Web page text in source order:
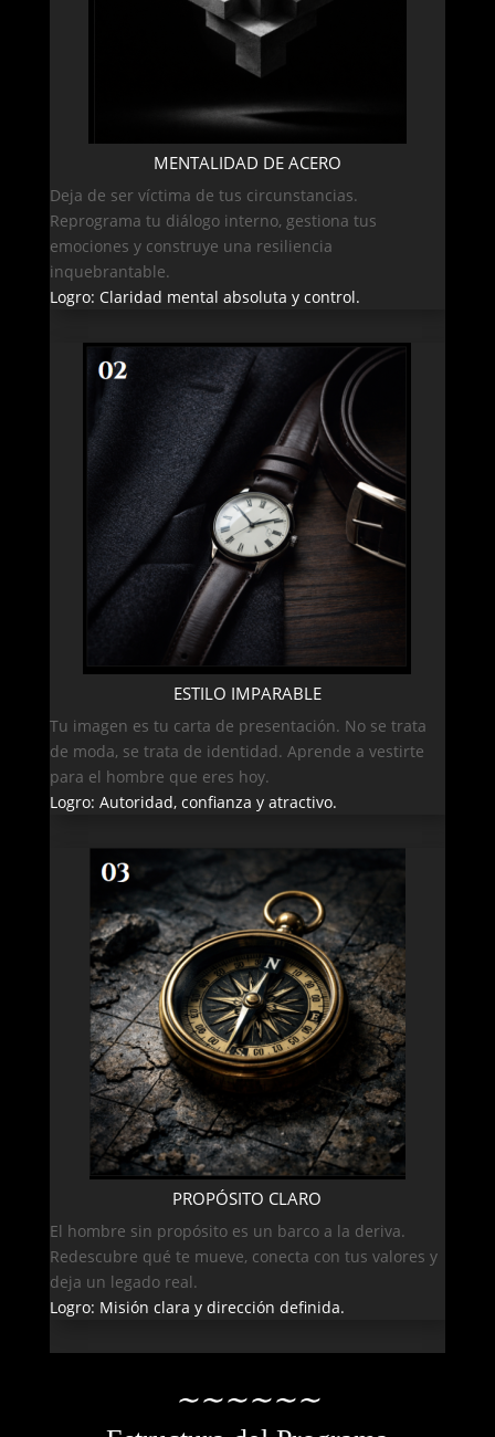
MENTALIDAD DE ACERO
Deja de ser víctima de tus circunstancias.
Reprograma tu diálogo interno, gestiona tus
emociones y construye una resiliencia
inquebrantable.
Logro: Claridad mental absoluta y control.
ESTILO IMPARABLE
Tu imagen es tu carta de presentación. No se trata
de moda, se trata de identidad. Aprende a vestirte
para el hombre que eres hoy.
Logro: Autoridad, confianza y atractivo.
PROPÓSITO CLARO
El hombre sin propósito es un barco a la deriva.
Redescubre qué te mueve, conecta con tus valores y
deja un legado real.
Logro: Misión clara y dirección definida.
∼∼∼∼∼∼